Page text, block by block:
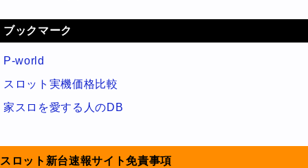
ブックマーク
P-world
スロット実機価格比較
家スロを愛する人のDB
スロット新台速報サイト免責事項